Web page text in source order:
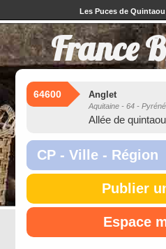
Les Puces de
France
64600 Anglet
Aquitaine - 64 -
Allée de quintaou
Publier
Espace